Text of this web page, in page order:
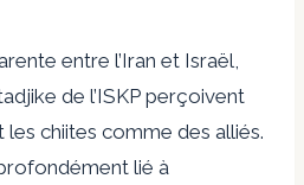
entre l’Iran et Israël,
de l’ISKP perçoivent
les chiites comme des alliés.
lié à